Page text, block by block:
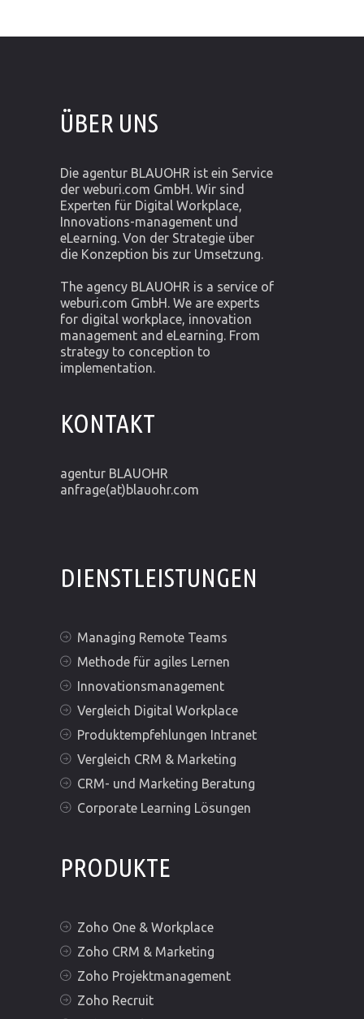
ÜBER UNS
Die agentur BLAUOHR ist ein Service
der weburi.com GmbH. Wir sind
Experten für Digital Workplace,
Innovations-management und
eLearning. Von der Strategie über
die Konzeption bis zur Umsetzung.
The agency BLAUOHR is a service of
weburi.com GmbH. We are experts
for digital workplace, innovation
management and eLearning. From
strategy to conception to
implementation.
KONTAKT
agentur BLAUOHR
anfrage(at)blauohr.com
DIENSTLEISTUNGEN
Managing Remote Teams
Methode für agiles Lernen
Innovationsmanagement
Vergleich Digital Workplace
Produktempfehlungen Intranet
Vergleich CRM & Marketing
CRM- und Marketing Beratung
Corporate Learning Lösungen
PRODUKTE
Zoho One & Workplace
Zoho CRM & Marketing
Zoho Projektmanagement
Zoho Recruit